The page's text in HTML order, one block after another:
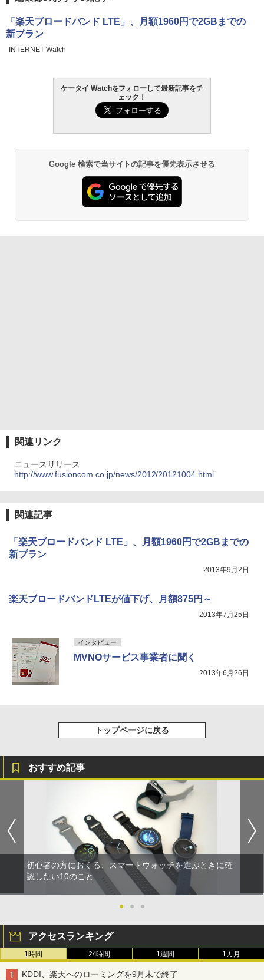
「楽天ブロードバンド LTE」、月額1960円で2GBまでの
新プラン
INTERNET Watch
ケータイ Watchをフォローして最新記事をチ
ェック！
Google 検索で当サイトの記事を優先表示させる
関連リンク
ニュースリリース
http://www.fusioncom.co.jp/news/2012/20121004.html
関連記事
「楽天ブロードバンド LTE」、月額1960円で2GBまでの
新プラン
2013年9月2日
楽天ブロードバンドLTEが値下げ、月額875円～
2013年7月25日
インタビュー
MVNOサービス事業者に聞く
2013年6月26日
トップページに戻る
おすすめ記事
初心者の方におくる、スマートウォッチを選ぶときに確
認したい10のこと
● ● ●
アクセスランキング
1時間 24時間 1週間 1カ月
KDDI、楽天へのローミングを9月末で終了